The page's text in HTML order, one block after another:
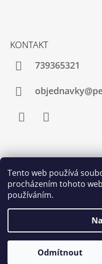
Tento web používá
procházením tohoto
používáním.
Odmítnout
KONTAKT
739365321
Zboží.cz
Najnakup.sk Srovnání
Porovnanie cien
© 2026 Petshopik.cz. Všechna